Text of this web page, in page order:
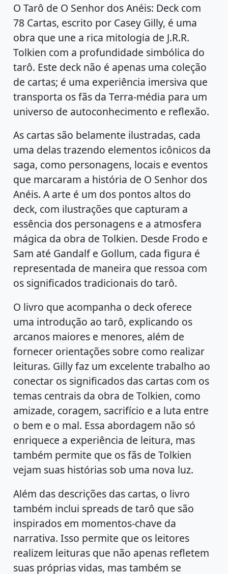
O Tarô de O Senhor dos Anéis: Deck com
78 Cartas, escrito por Casey Gilly, é uma
obra que une a rica mitologia de J.R.R.
Tolkien com a profundidade simbólica do
tarô. Este deck não é apenas uma coleção
de cartas; é uma experiência imersiva que
transporta os fãs da Terra-média para um
universo de autoconhecimento e reflexão.
As cartas são belamente ilustradas, cada
uma delas trazendo elementos icônicos da
saga, como personagens, locais e eventos
que marcaram a história de O Senhor dos
Anéis. A arte é um dos pontos altos do
deck, com ilustrações que capturam a
essência dos personagens e a atmosfera
mágica da obra de Tolkien. Desde Frodo e
Sam até Gandalf e Gollum, cada figura é
representada de maneira que ressoa com
os significados tradicionais do tarô.
O livro que acompanha o deck oferece
uma introdução ao tarô, explicando os
arcanos maiores e menores, além de
fornecer orientações sobre como realizar
leituras. Gilly faz um excelente trabalho ao
conectar os significados das cartas com os
temas centrais da obra de Tolkien, como
amizade, coragem, sacrifício e a luta entre
o bem e o mal. Essa abordagem não só
enriquece a experiência de leitura, mas
também permite que os fãs de Tolkien
vejam suas histórias sob uma nova luz.
Além das descrições das cartas, o livro
também inclui spreads de tarô que são
inspirados em momentos-chave da
narrativa. Isso permite que os leitores
realizem leituras que não apenas refletem
suas próprias vidas, mas também se